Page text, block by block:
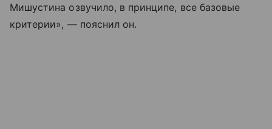
Мишустина озвучило, в принципе, все базовые
критерии», — пояснил он.